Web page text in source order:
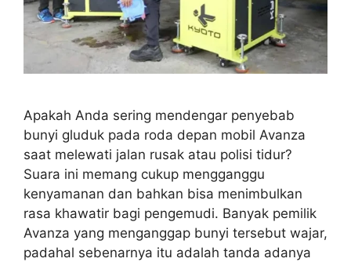
Apakah Anda sering mendengar penyebab
bunyi gluduk pada roda depan mobil Avanza
saat melewati jalan rusak atau polisi tidur?
Suara ini memang cukup mengganggu
kenyamanan dan bahkan bisa menimbulkan
rasa khawatir bagi pengemudi. Banyak pemilik
Avanza yang menganggap bunyi tersebut wajar,
padahal sebenarnya itu adalah tanda adanya